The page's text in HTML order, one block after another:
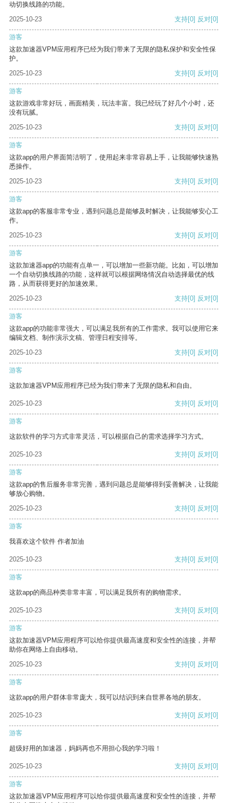
动切换线路的功能。
2025-10-23
支持[0] 反对[0]
游客
这款加速器VPM应用程序已经为我们带来了无限的隐私保护和安全性保
护。
2025-10-23
支持[0] 反对[0]
游客
这款游戏非常好玩，画面精美，玩法丰富。我已经玩了好几个小时，还
没有玩腻。
2025-10-23
支持[0] 反对[0]
游客
这款app的用户界面简洁明了，使用起来非常容易上手，让我能够快速熟
悉操作。
2025-10-23
支持[0] 反对[0]
游客
这款app的客服非常专业，遇到问题总是能够及时解决，让我能够安心工
作。
2025-10-23
支持[0] 反对[0]
游客
这款加速器app的功能有点单一，可以增加一些新功能。比如，可以增加
一个自动切换线路的功能，这样就可以根据网络情况自动选择最优的线
路，从而获得更好的加速效果。
2025-10-23
支持[0] 反对[0]
游客
这款app的功能非常强大，可以满足我所有的工作需求。我可以使用它来
编辑文档、制作演示文稿、管理日程安排等。
2025-10-23
支持[0] 反对[0]
游客
这款加速器VPM应用程序已经为我们带来了无限的隐私和自由。
2025-10-23 支持[0] 反对[0]
游客
这款软件的学习方式非常灵活，可以根据自己的需求选择学习方式。
2025-10-23 支持[0] 反对[0]
游客
这款app的售后服务非常完善，遇到问题总是能够得到妥善解决，让我能
够放心购物。
2025-10-23
支持[0] 反对[0]
游客
我喜欢这个软件 作者加油
2025-10-23 支持[0] 反对[0]
游客
这款app的商品种类非常丰富，可以满足我所有的购物需求。
2025-10-23 支持[0] 反对[0]
游客
这款加速器VPM应用程序可以给你提供最高速度和安全性的连接，并帮
助你在网络上自由移动。
2025-10-23
支持[0] 反对[0]
游客
这款app的用户群体非常庞大，我可以结识到来自世界各地的朋友。
2025-10-23 支持[0] 反对[0]
游客
超级好用的加速器，妈妈再也不用担心我的学习啦！
2025-10-23 支持[0] 反对[0]
游客
这款加速器VPM应用程序可以给你提供最高速度和安全性的连接，并帮